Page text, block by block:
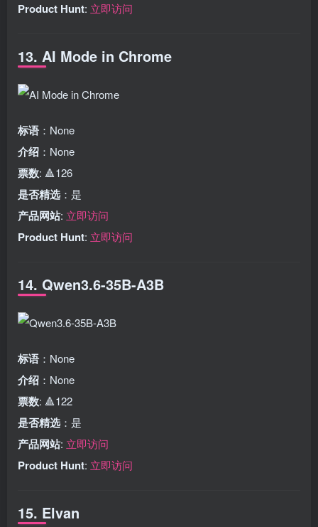
Product Hunt: 立即访问
13. AI Mode in Chrome
标语 ：None
介绍 ：None
票数: 🔺126
是否精选 ：是
产品网站: 立即访问
Product Hunt: 立即访问
14. Qwen3.6-35B-A3B
标语 ：None
介绍 ：None
票数: 🔺122
是否精选 ：是
产品网站: 立即访问
Product Hunt: 立即访问
15. Elvan